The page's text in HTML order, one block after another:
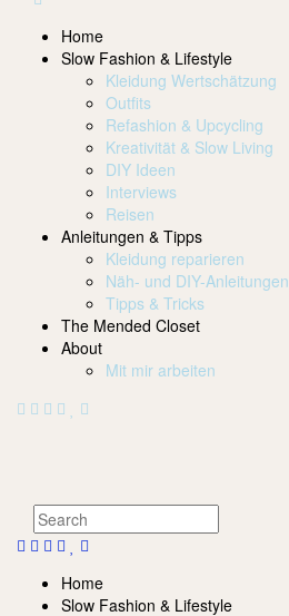
Home
Slow Fashion & Lifestyle
Kleidung Wertschätzung
Outfits
Refashion & Upcycling
Kreativität & Slow Living
DIY Ideen
Interviews
Reisen
Anleitungen & Tipps
Kleidung reparieren
Näh- und DIY-Anleitungen
Tipps & Tricks
The Mended Closet
About
Mit mir arbeiten
Home
Slow Fashion & Lifestyle